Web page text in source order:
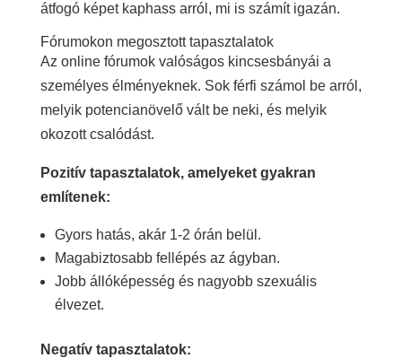
átfogó képet kaphass arról, mi is számít igazán.
Fórumokon megosztott tapasztalatok
Az online fórumok valóságos kincsesbányái a
személyes élményeknek. Sok férfi számol be arról,
melyik potencianövelő vált be neki, és melyik
okozott csalódást.
Pozitív tapasztalatok, amelyeket gyakran
említenek:
Gyors hatás, akár 1-2 órán belül.
Magabiztosabb fellépés az ágyban.
Jobb állóképesség és nagyobb szexuális
élvezet.
Negatív tapasztalatok: